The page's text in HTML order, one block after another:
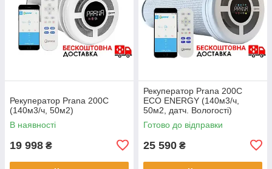
Рекуператор Prana 200C
(140м3/ч, 50м2)
В наявності
19 998 ₴
Рекуператор Prana 200C
ECO ENERGY (140м3/ч,
50м2, датч. Вологості)
Готово до відправки
25 590 ₴